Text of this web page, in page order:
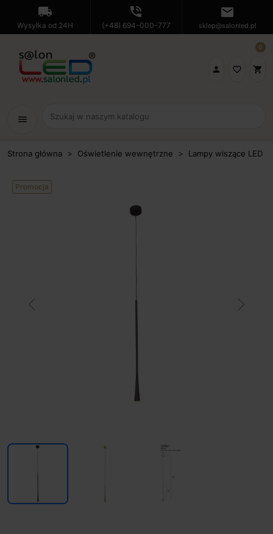
local_shipping
Wysyłka od 24H
phone_in_talk
(+48) 694-000-777
mail
sklep@salonled.pl
 favorite_border shopping_cart
0
menu
Strona główna Oświetlenie wewnętrzne Lampy wiszące LED
Promocja